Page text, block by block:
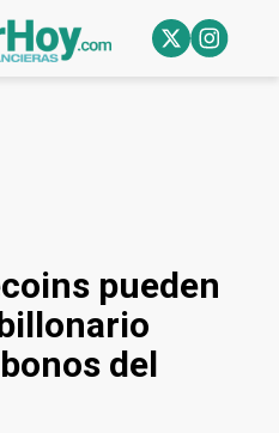
pueden
del